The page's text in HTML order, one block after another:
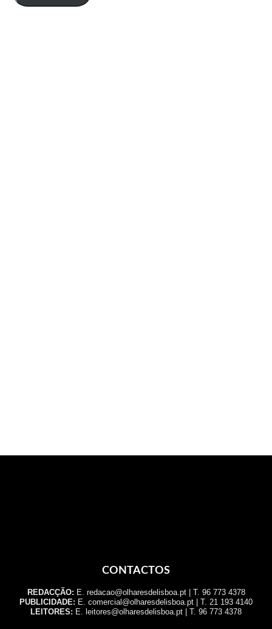
CONTACTOS
REDACÇÃO: E. redacao@olharesdelisboa.pt | T. 96 773 4378
PUBLICIDADE: E. comercial@olharesdelisboa.pt | T. 21 193 4140
LEITORES: E. leitores@olharesdelisboa.pt | T. 96 773 4378